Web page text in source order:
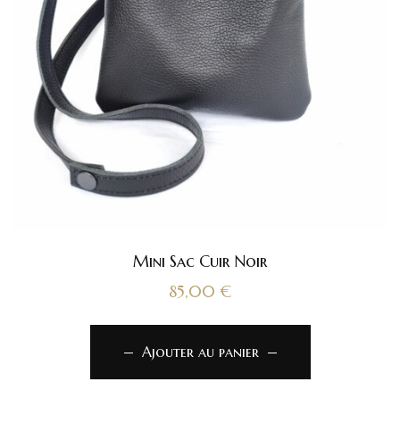
Mini Sac Cuir Noir
85,00 €
Ajouter au panier